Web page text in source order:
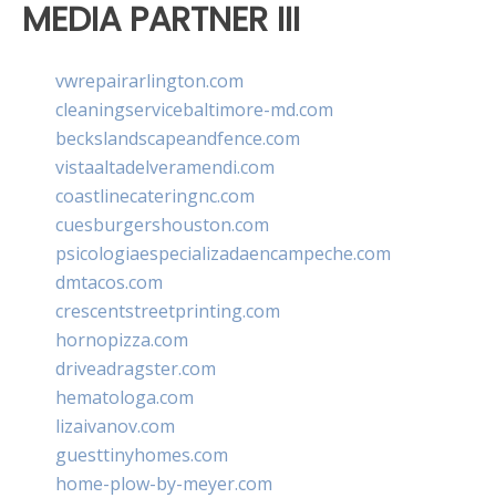
MEDIA PARTNER III
vwrepairarlington.com
cleaningservicebaltimore-md.com
beckslandscapeandfence.com
vistaaltadelveramendi.com
coastlinecateringnc.com
cuesburgershouston.com
psicologiaespecializadaencampeche.com
dmtacos.com
crescentstreetprinting.com
hornopizza.com
driveadragster.com
hematologa.com
lizaivanov.com
guesttinyhomes.com
home-plow-by-meyer.com